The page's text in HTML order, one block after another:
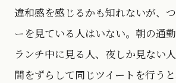
違和感を感じるかも知れないが、
ーを見ている人はいない。朝の通勤
ランチ中に見る人、夜しか見ない
間をずらして同じツイートを行う